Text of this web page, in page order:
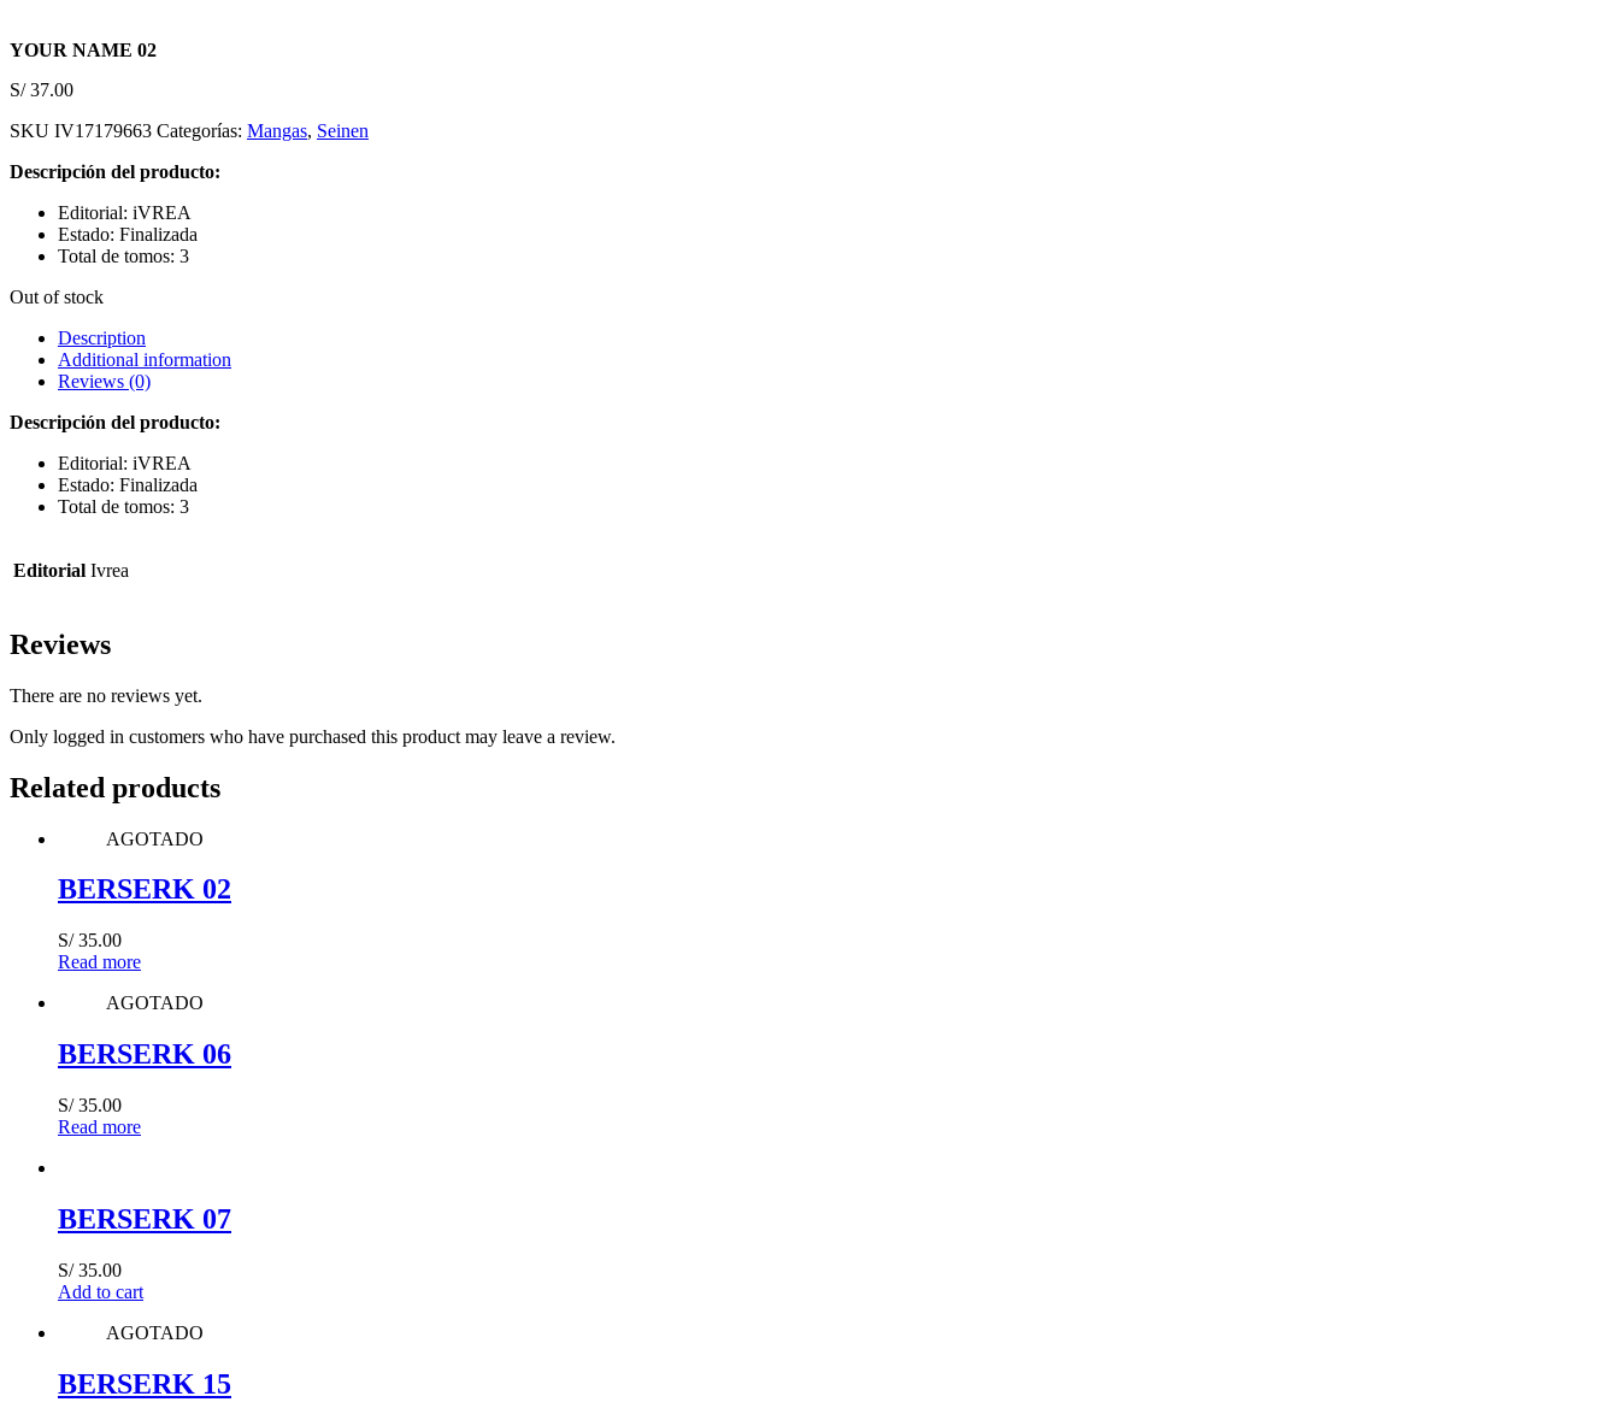
YOUR NAME 02
S/37.00
SKU IV17179663 Categorías: Mangas, Seinen
Descripción del producto:
Editorial: iVREA
Estado: Finalizada
Total de tomos: 3
Out of stock
Description
Additional information
Reviews (0)
Descripción del producto:
Editorial: iVREA
Estado: Finalizada
Total de tomos: 3
Editorial Ivrea
Reviews
There are no reviews yet.
Only logged in customers who have purchased this product may leave a review.
Related products
AGOTADO
BERSERK 02
S/35.00
Read more
AGOTADO
BERSERK 06
S/35.00
Read more
BERSERK 07
S/35.00
Add to cart
AGOTADO
BERSERK 15